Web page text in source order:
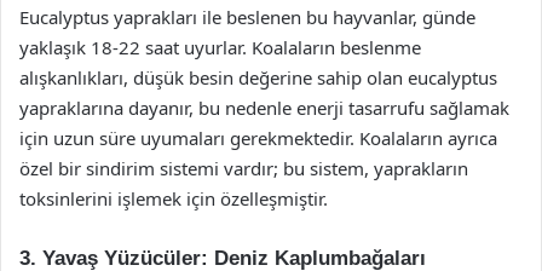
Eucalyptus yaprakları ile beslenen bu hayvanlar, günde
yaklaşık 18-22 saat uyurlar. Koalaların beslenme
alışkanlıkları, düşük besin değerine sahip olan eucalyptus
yapraklarına dayanır, bu nedenle enerji tasarrufu sağlamak
için uzun süre uyumaları gerekmektedir. Koalaların ayrıca
özel bir sindirim sistemi vardır; bu sistem, yaprakların
toksinlerini işlemek için özelleşmiştir.
3. Yavaş Yüzücüler: Deniz Kaplumbağaları